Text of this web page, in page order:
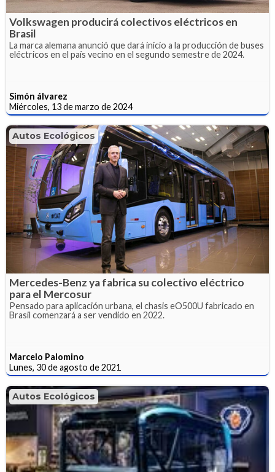
Volkswagen producirá colectivos eléctricos en
Brasil
La marca alemana anunció que dará inicio a la producción de buses
eléctricos en el país vecino en el segundo semestre de 2024.
Simón álvarez
Miércoles, 13 de marzo de 2024
Autos Ecológicos
Mercedes-Benz ya fabrica su colectivo eléctrico
para el Mercosur
Pensado para aplicación urbana, el chasis eO500U fabricado en
Brasil comenzará a ser vendido en 2022.
Marcelo Palomino
Lunes, 30 de agosto de 2021
Autos Ecológicos